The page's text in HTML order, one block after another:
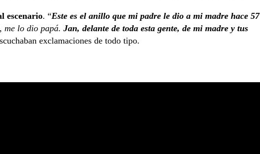
escenario. “Este es el anillo que mi padre le dio a mi madre hace 57
me lo dio papá. Jan, delante de toda esta gente, de mi madre y tus
exclamaciones de todo tipo.